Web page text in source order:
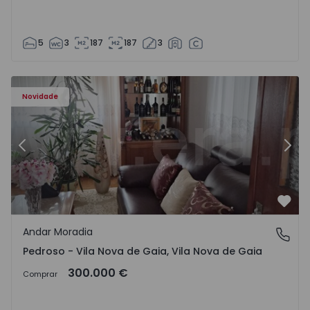
5 3 187 187 3
Novidade
- 1575635 - 12
Andar Moradia T6 Vila Nova de Gaia, Pedroso e Seixezelo
Anterior
Pedroso - Vila Nova de Gaia, Vila Nova de Gaia
Andar Moradia
Pedroso - Vila Nova de Gaia, Vila Nova de Gaia
Comprar 300.000 €